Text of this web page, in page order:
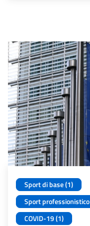
Sport di base (1)
Sport professionistico
COVID-19 (1)